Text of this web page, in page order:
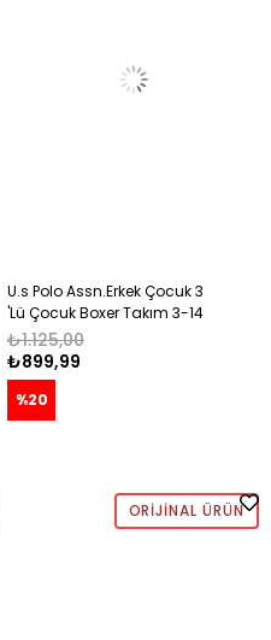
U.s Polo Assn.Erkek Çocuk 3
'Lü Çocuk Boxer Takım 3-14
Yaş NAVY
₺899,99
₺1.125,00
%20
ORIJINAL ÜRÜN